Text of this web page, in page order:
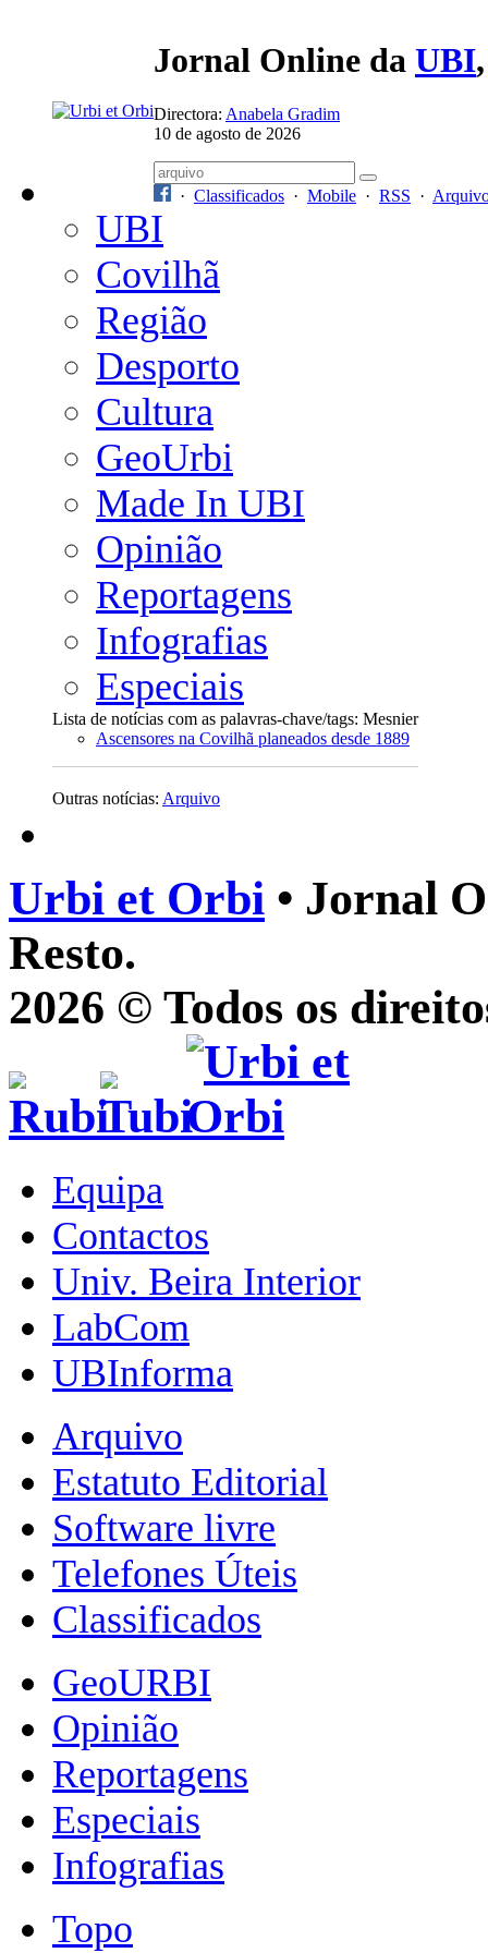
Jornal Online da UBI
Directora: Anabela Gradim
10 de agosto de 2026
· Classificados · Mobile · RSS ·
UBI
Covilhã
Região
Desporto
Cultura
GeoUrbi
Made In UBI
Opinião
Reportagens
Infografias
Especiais
Lista de notícias com as palavras-chave/tags: Mesnier
Ascensores na Covilhã planeados desde 1889
Outras notícias: Arquivo
Urbi et Orbi • Jornal
Resto.
2026 © Todos os
Equipa
Contactos
Univ. Beira Interior
LabCom
UBInforma
Arquivo
Estatuto Editorial
Software livre
Telefones Úteis
Classificados
GeoURBI
Opinião
Reportagens
Especiais
Infografias
Topo